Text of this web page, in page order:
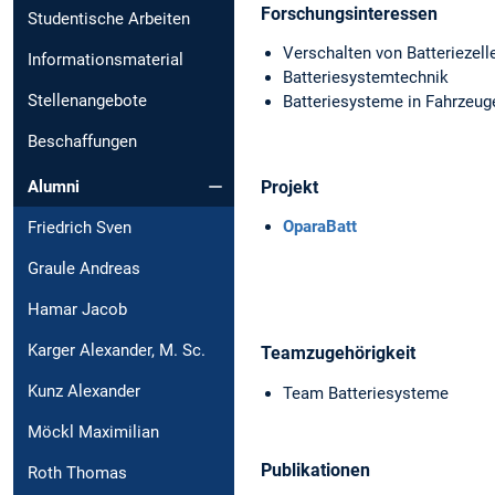
Studentische Arbeiten
Informationsmaterial
Stellenangebote
Beschaffungen
Alumni
Friedrich Sven
Graule Andreas
Hamar Jacob
Karger Alexander, M. Sc.
Kunz Alexander
Möckl Maximilian
Roth Thomas
Forschungsinteressen
Verschalten von
Batteriesystemtechnik
Batteriesysteme in
Projekt
OparaBatt
Teamzugehörigkeit
Team Batteriesysteme
Publikationen